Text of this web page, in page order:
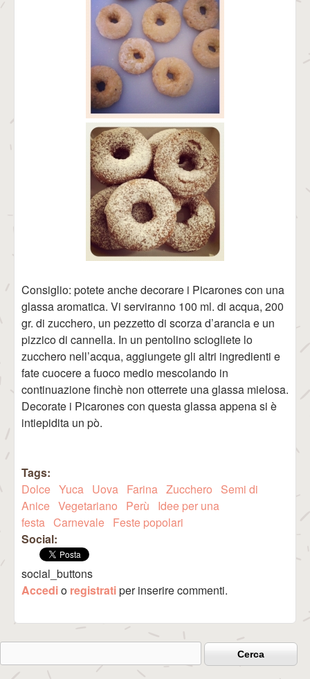
Consiglio: potete anche decorare i Picarones con una
glassa aromatica. Vi serviranno 100 ml. di acqua, 200
gr. di zucchero, un pezzetto di scorza d’arancia e un
pizzico di cannella. In un pentolino sciogliete lo
zucchero nell’acqua, aggiungete gli altri ingredienti e
fate cuocere a fuoco medio mescolando in
continuazione finchè non otterrete una glassa mielosa.
Decorate i Picarones con questa glassa appena si è
intiepidita un pò.
Tags:
Dolce Yuca Uova Farina Zucchero
Semi di
Anice Vegetariano Perù
Idee per una
festa Carnevale Feste popolari
Social:
social_buttons
Accedio registratiper inserire commenti.
Form di ricerca